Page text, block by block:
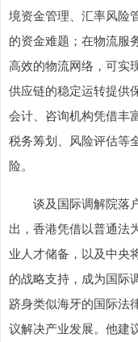
境资金管理、汇率风险
的资金难题；在物流服
高效的物流网络，可实
供应链的稳定运转提供
会计、咨询机构凭借丰
税务筹划、风险评估等
险。
谈及国际调解院落户
出，香港凭借以普通法
业人才储备，以及中央
的战略支持，成为国际
跻身类似海牙的国际法
议解决产业发展。他建